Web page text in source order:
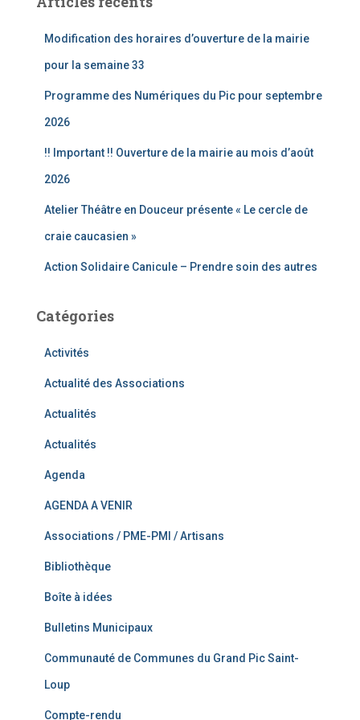
r
Modification des horaires d’ouverture de la mairie
pour la semaine 33
Programme des Numériques du Pic pour septembre
2026
!! Important !! Ouverture de la mairie au mois d’août
2026
Atelier Théâtre en Douceur présente « Le cercle de
craie caucasien »
Action Solidaire Canicule – Prendre soin des autres
Catégories
Activités
Actualité des Associations
Actualités
Actualités
Agenda
AGENDA A VENIR
Associations / PME-PMI / Artisans
Bibliothèque
Boîte à idées
Bulletins Municipaux
Communauté de Communes du Grand Pic Saint-
Loup
Compte-rendu